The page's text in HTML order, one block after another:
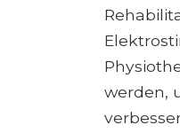
werden,